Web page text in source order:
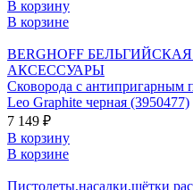
В корзину
В корзине
BERGHOFF
АКСЕССУАРЫ
Сковорода с антипригарным
Leo Graphite черная (3950477)
7 149 ₽
В корзину
В корзине
Пистолеты,насадки,щётки